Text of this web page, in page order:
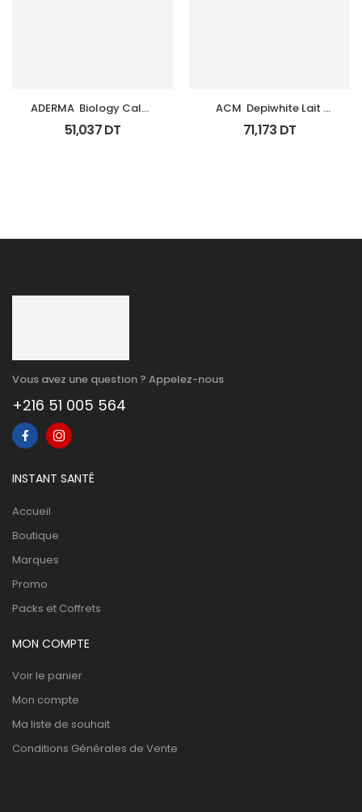
ADERMA  Biology Calm
Soin Apaisant Tb 40 Ml
51,037DT
ACM  Depiwhite Lait
Corporel Eclaircissant
200Ml
71,173 DT
Vous avez une question ? Appelez-nous
+216 51 005 564
INSTANT SANTÉ
Accueil
Boutique
Marques
Promo
Packs et Coffrets
MON COMPTE
Voir le panier
Mon compte
Ma liste de souhait
Conditions Générales de Vente